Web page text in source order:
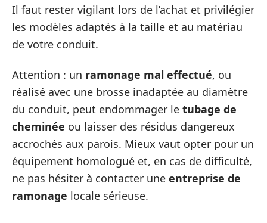
Il faut rester vigilant lors de l’achat et privilégier
les modèles adaptés à la taille et au matériau
de votre conduit.
Attention : un ramonage mal effectué, ou
réalisé avec une brosse inadaptée au diamètre
du conduit, peut endommager le tubage de
cheminée ou laisser des résidus dangereux
accrochés aux parois. Mieux vaut opter pour un
équipement homologué et, en cas de difficulté,
ne pas hésiter à contacter une entreprise de
ramonage locale sérieuse.